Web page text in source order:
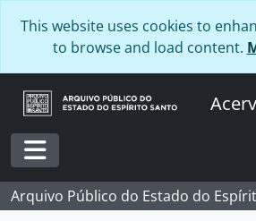
This website uses cookies to
to browse and load content.
Toggle navigation
Arquivo Público do Estado do